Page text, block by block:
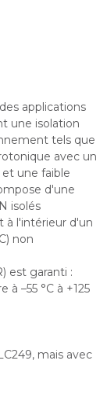
applications
une isolation
tels que
avec un
une faible
d'une
isolés
à l'intérieur d'un
non
est garanti :
–55 °C à +125
mais avec